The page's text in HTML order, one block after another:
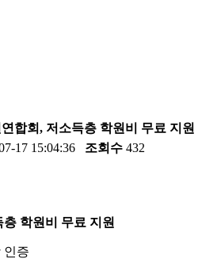
합회, 저소득층 학원비 무료 지원
17 15:04:36 조회수 432
학원비 무료 지원
인증